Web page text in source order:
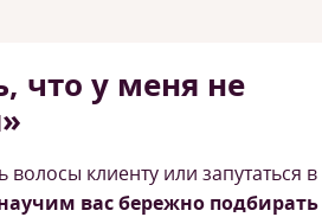
что у меня не
волосы клиенту или запутаться в
вас бережно подбирать